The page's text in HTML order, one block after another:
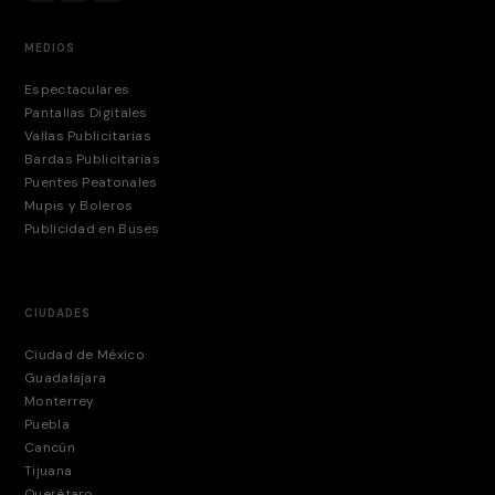
MEDIOS
Espectaculares
Pantallas Digitales
Vallas Publicitarias
Bardas Publicitarias
Puentes Peatonales
Mupis y Boleros
Publicidad en Buses
CIUDADES
Ciudad de México
Guadalajara
Monterrey
Puebla
Cancún
Tijuana